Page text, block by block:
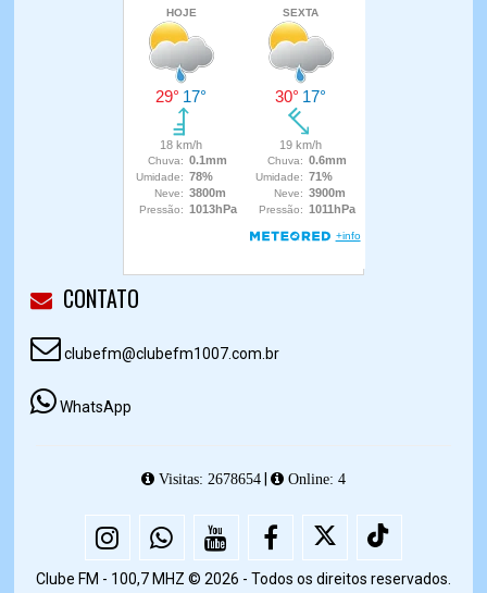
CONTATO
clubefm@clubefm1007.com.br
WhatsApp
Visitas: 2678654| Online: 4
Clube FM - 100,7 MHZ © 2026 - Todos os direitos reservados.